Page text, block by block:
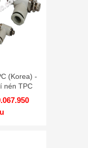
(Korea) -
nén TPC